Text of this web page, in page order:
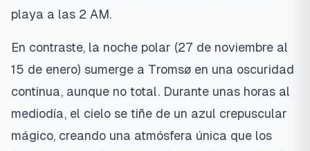
playa a las 2 AM.
En contraste, la noche polar (27 de noviembre al
15 de enero) sumerge a Tromsø en una oscuridad
continua, aunque no total. Durante unas horas al
mediodía, el cielo se tiñe de un azul crepuscular
mágico, creando una atmósfera única que los